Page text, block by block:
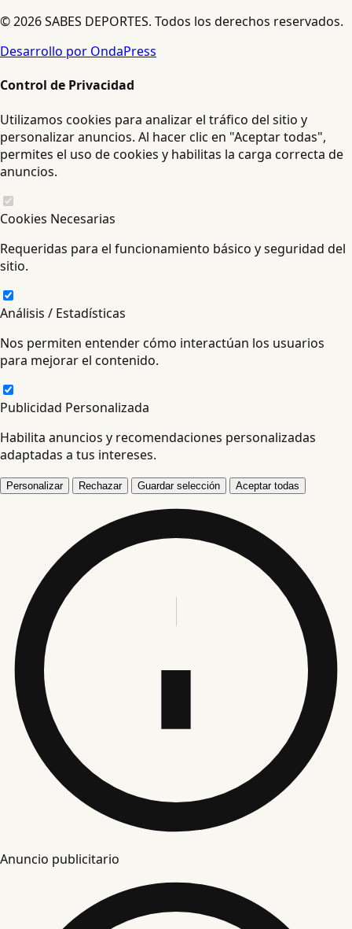
© 2026 SABES DEPORTES. Todos los derechos reservados.
Desarrollo por OndaPress
Control de Privacidad
Utilizamos cookies para analizar el tráfico del sitio y
personalizar anuncios. Al hacer clic en "Aceptar todas",
permites el uso de cookies y habilitas la carga correcta de
anuncios.
Cookies Necesarias
Requeridas para el funcionamiento básico y seguridad del
sitio.
Análisis / Estadísticas
Nos permiten entender cómo interactúan los usuarios
para mejorar el contenido.
Publicidad Personalizada
Habilita anuncios y recomendaciones personalizadas
adaptadas a tus intereses.
Personalizar Rechazar Guardar selección Aceptar todas
Anuncio publicitario